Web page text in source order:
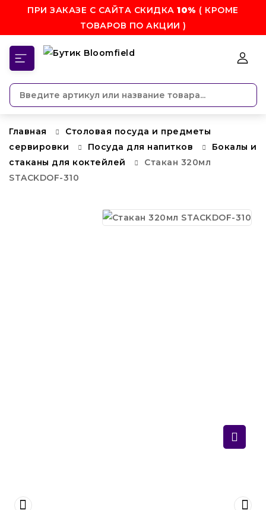
ПРИ ЗАКАЗЕ С САЙТА СКИДКА10% ( КРОМЕ
ТОВАРОВ ПО АКЦИИ )
Главная
Столовая посуда и предметы
сервировки
Посуда для напитков
Бокалы и
стаканы для коктейлей
Стакан 320мл
STACKDOF-310